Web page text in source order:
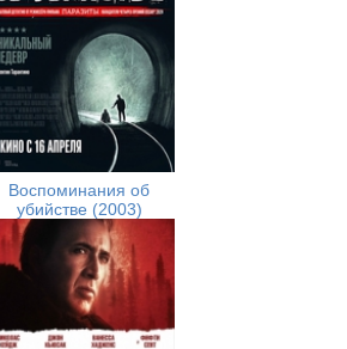
Воспоминания об
убийстве (2003)